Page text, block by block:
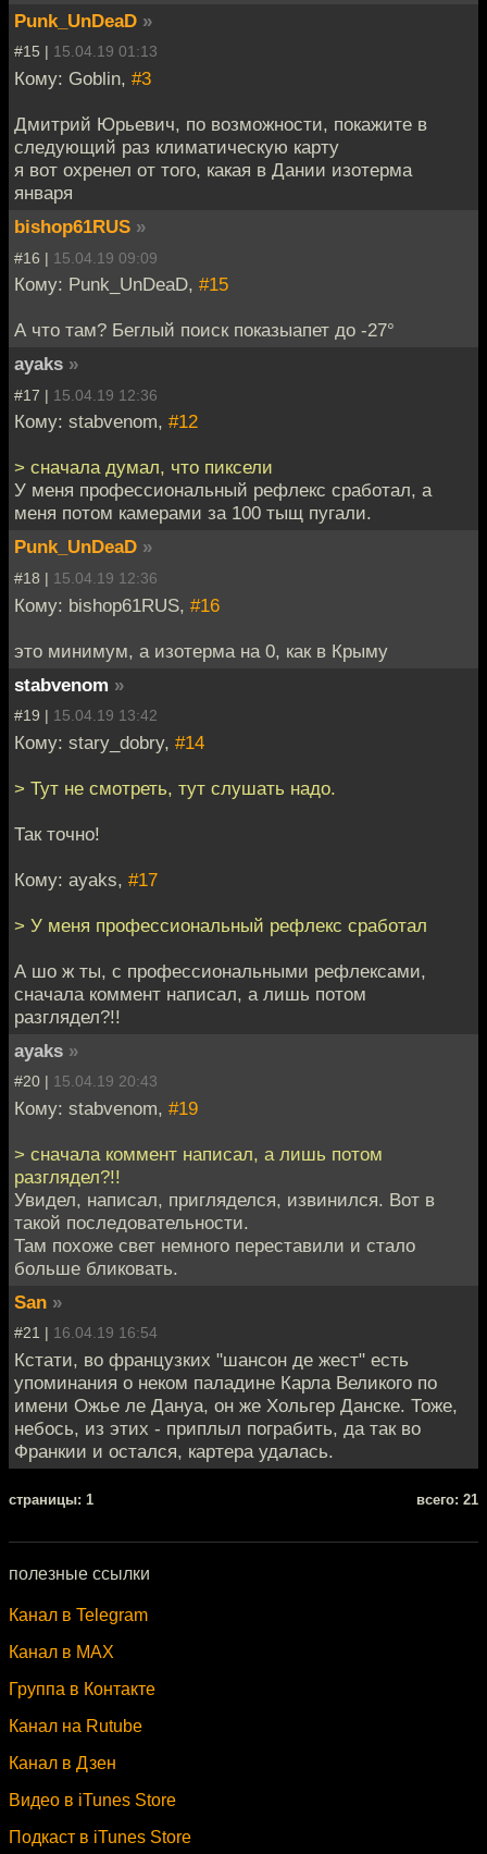
Punk_UnDeaD »
#15 | 15.04.19 01:13
Кому: Goblin, #3
Дмитрий Юрьевич, по возможности, покажите в
следующий раз климатическую карту
я вот охренел от того, какая в Дании изотерма
января
bishop61RUS »
#16 | 15.04.19 09:09
Кому: Punk_UnDeaD, #15
А что там? Беглый поиск показыапет до -27°
ayaks »
#17 | 15.04.19 12:36
Кому: stabvenom, #12
> сначала думал, что пиксели
У меня профессиональный рефлекс сработал, а
меня потом камерами за 100 тыщ пугали.
Punk_UnDeaD »
#18 | 15.04.19 12:36
Кому: bishop61RUS, #16
это минимум, а изотерма на 0, как в Крыму
stabvenom »
#19 | 15.04.19 13:42
Кому: stary_dobry, #14
> Тут не смотреть, тут слушать надо.
Так точно!
Кому: ayaks, #17
> У меня профессиональный рефлекс сработал
А шо ж ты, с профессиональными рефлексами,
сначала коммент написал, а лишь потом
разглядел?!!
ayaks »
#20 | 15.04.19 20:43
Кому: stabvenom, #19
> сначала коммент написал, а лишь потом
разглядел?!!
Увидел, написал, пригляделся, извинился. Вот в
такой последовательности.
Там похоже свет немного переставили и стало
больше бликовать.
San »
#21 | 16.04.19 16:54
Кстати, во французких "шансон де жест" есть
упоминания о неком паладине Карла Великого по
имени Ожье ле Дануа, он же Хольгер Данске. Тоже,
небось, из этих - приплыл пограбить, да так во
Франкии и остался, картера удалась.
cтраницы: 1 всего: 21
полезные ссылки
Канал в Telegram
Канал в MAX
Группа в Контакте
Канал на Rutube
Канал в Дзен
Видео в iTunes Store
Подкаст в iTunes Store